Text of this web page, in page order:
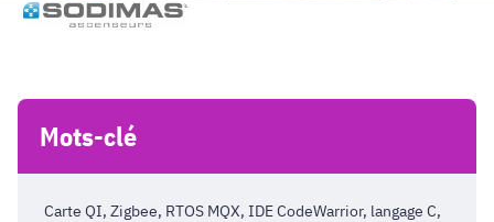
Mots-clé
Carte QI, Zigbee, RTOS MQX, IDE CodeWarrior, langage C,